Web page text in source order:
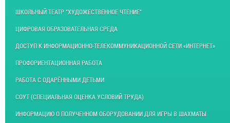
ШКОЛЬНЫЙ ТЕАТР "ХУДОЖЕСТВЕННОЕ ЧТЕНИЕ"
ЦИФРОВАЯ ОБРАЗОВАТЕЛЬНАЯ СРЕДА
ДОСТУП К ИНФОРМАЦИОННО-ТЕЛЕКОММУНИКАЦИОННОЙ СЕТИ «ИНТЕРНЕТ»
ПРОФОРИЕНТАЦИОННАЯ РАБОТА
РАБОТА С ОДАРЁННЫМИ ДЕТЬМИ
СОУТ (СПЕЦИАЛЬНАЯ ОЦЕНКА УСЛОВИЙ ТРУДА)
ИНФОРМАЦИЮ О ПОЛУЧЕННОМ ОБОРУДОВАНИИ ДЛЯ ИГРЫ В ШАХМАТЫ